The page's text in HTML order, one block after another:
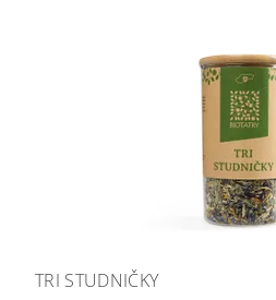
TRI STUDNIČKY